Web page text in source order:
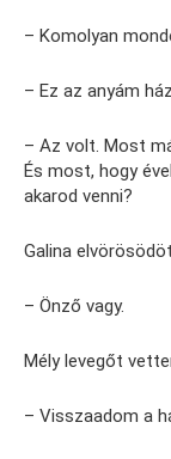
– Komolyan
– Ez az anyám
– Az volt. Most
És most, hogy
akarod venni?
Galina
– Önző vagy.
Mély levegőt
– Visszaadom a